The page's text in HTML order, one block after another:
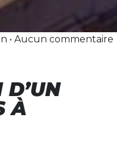
• Aucun commentaire
À